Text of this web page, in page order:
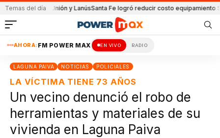
Temas del día
de Unión y LanúsSanta Fe logró reducir costo equipamiento
AHORA: FM POWER MAX EN VIVO RADIO
LAGUNA PAIVA NOTICIAS POLICIALES
LA VÍCTIMA TIENE 73 AÑOS
Un vecino denunció el robo de
herramientas y materiales de su
vivienda en Laguna Paiva